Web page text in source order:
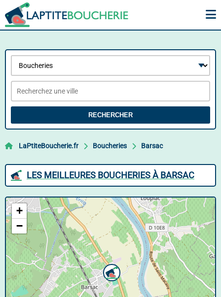
RECHERCHER
LaPtiteBoucherie.fr Boucheries Barsac
LES MEILLEURES BOUCHERIES À BARSAC
+
−